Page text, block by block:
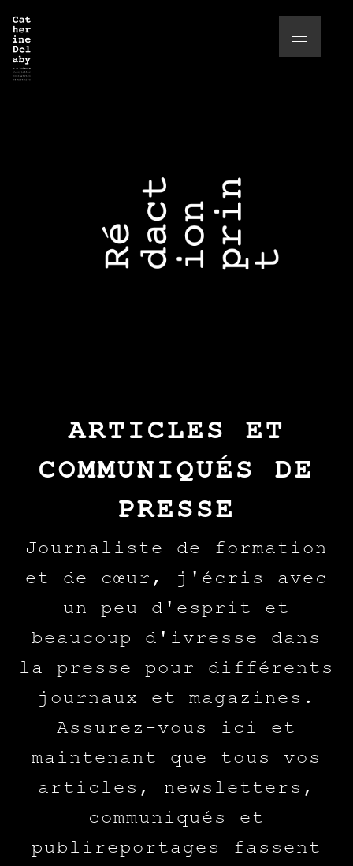
ARTICLES ET
COMMUNIQUÉS DE
PRESSE
Journaliste de formation
et de cœur, j'écris avec
un peu d'esprit et
beaucoup d'ivresse dans
la presse pour différents
journaux et magazines.
Assurez-vous ici et
maintenant que tous vos
articles, newsletters,
communiqués et
publireportages fassent